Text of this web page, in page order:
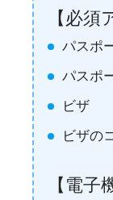
【必須
パスポ
パスポ
ビザ
ビザの
【電子